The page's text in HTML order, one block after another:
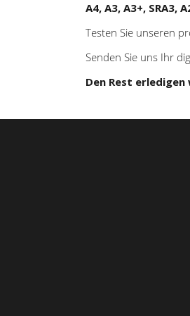
A4, A3, A3+, SRA3,
Testen Sie unseren
Senden Sie uns Ihr
Den Rest erledigen